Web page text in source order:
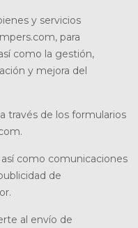
y servicios
para
como la gestión,
y mejora del
través de los formularios
como comunicaciones
de
al envío de